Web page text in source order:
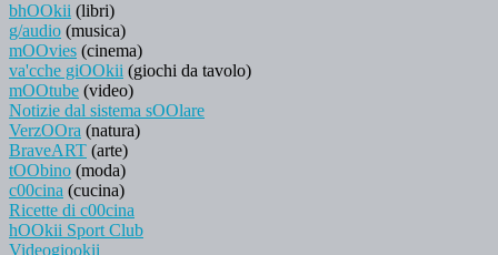
bhOOkii (libri)
g/audio (musica)
mOOvies (cinema)
va'cche giOOkii (giochi da tavolo)
mOOtube (video)
Notizie dal sistema sOOlare
VerzOOra (natura)
BraveART (arte)
tOObino (moda)
c00cina (cucina)
Ricette di c00cina
hOOkii Sport Club
Videogiookii